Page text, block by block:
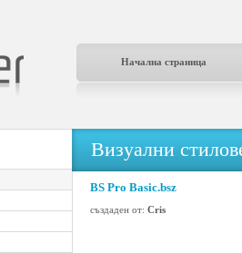
Начална страница
Визуални
BS Pro Basic.bsz
създаден от: Cris